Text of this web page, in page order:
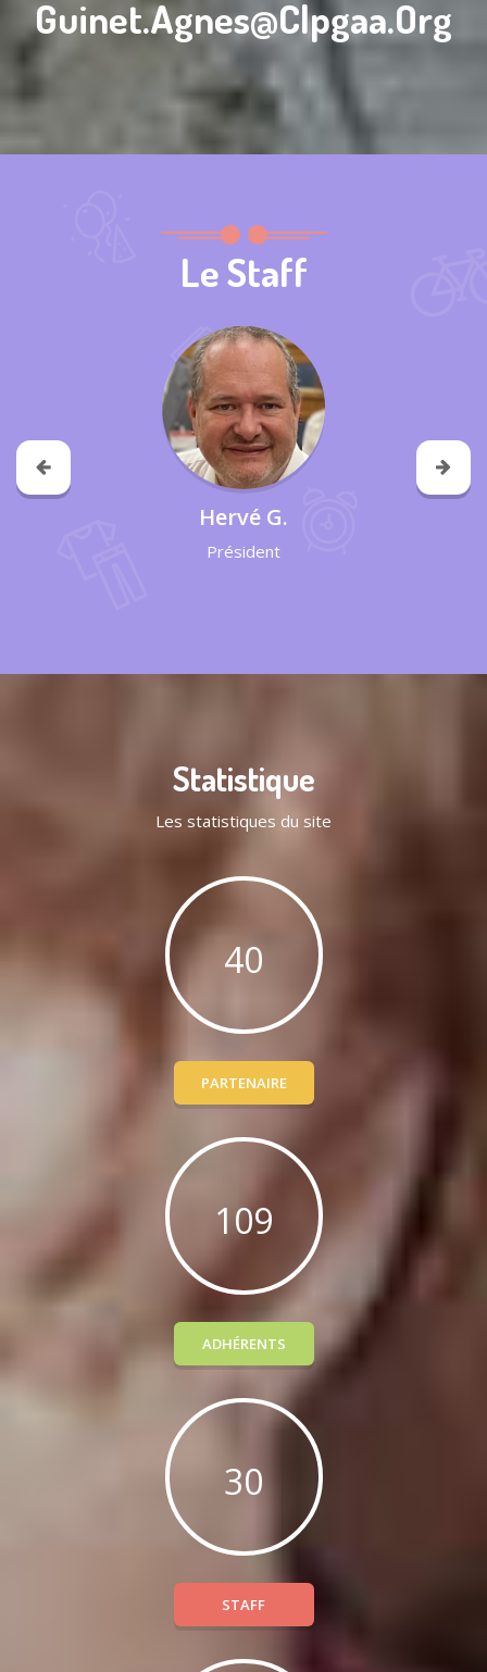
Guinet.agnes@clpgaa.org
Le Staff
Hervé G.
Président
Statistique
Les statistiques du site
40
PARTENAIRE
109
ADHÉRENTS
30
STAFF